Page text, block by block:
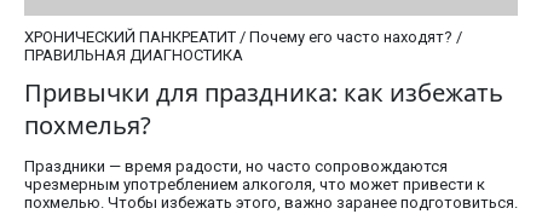
ХРОНИЧЕСКИЙ ПАНКРЕАТИТ / Почему его часто находят? /
ПРАВИЛЬНАЯ ДИАГНОСТИКА
Привычки для праздника: как избежать
похмелья?
Праздники — время радости, но часто сопровождаются
чрезмерным употреблением алкоголя, что может привести к
похмелью. Чтобы избежать этого, важно заранее подготовиться.